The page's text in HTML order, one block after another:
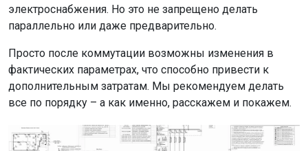
электроснабжения. Но это не запрещено делать
параллельно или даже предварительно.
Просто после коммутации возможны изменения в
фактических параметрах, что способно привести к
дополнительным затратам. Мы рекомендуем делать
все по порядку – а как именно, расскажем и покажем.